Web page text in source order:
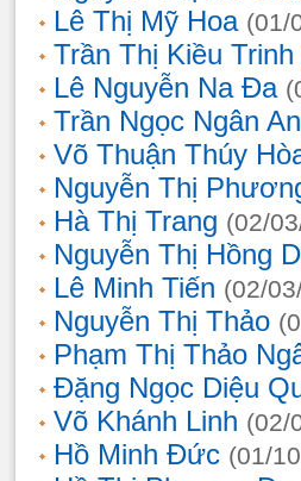
Lê Thị Mỹ Hoa (01/
Trần Thị Kiều Trinh
Lê Nguyễn Na Đa
Trần Ngọc Ngân
Võ Thuận Thúy
Nguyễn Thị
Hà Thị Trang (02/
Nguyễn Thị Hồng
Lê Minh Tiến (02/
Nguyễn Thị Thảo
Phạm Thị Thảo
Đặng Ngọc Diệu
Võ Khánh Linh (02/
Hồ Minh Đức (01/